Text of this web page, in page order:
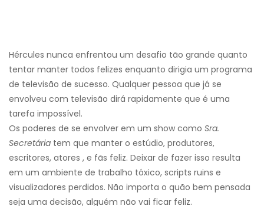
Hércules nunca enfrentou um desafio tão grande quanto
tentar manter todos felizes enquanto dirigia um programa
de televisão de sucesso. Qualquer pessoa que já se
envolveu com televisão dirá rapidamente que é uma
tarefa impossível.
Os poderes de se envolver em um show como Sra.
Secretária tem que manter o estúdio, produtores,
escritores, atores , e fãs feliz. Deixar de fazer isso resulta
em um ambiente de trabalho tóxico, scripts ruins e
visualizadores perdidos. Não importa o quão bem pensada
seja uma decisão, alguém não vai ficar feliz.